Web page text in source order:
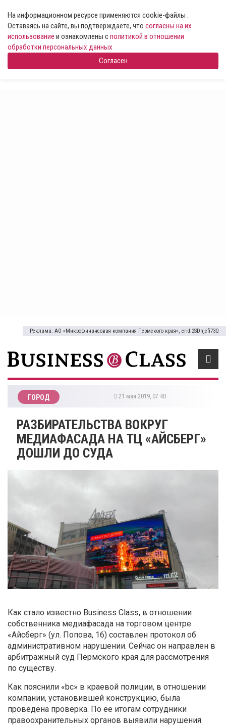
На информационном ресурсе применяются cookie-файлы .
Оставаясь на сайте, вы подтверждаете, что согласны на их
использование и ознакомлены сполитикой в отношении
обработки персональных данных
Согласен
Реклама: АО «Микрофинансовая компания Пермского края», erid:2SDnjcfi73Q
ГОРОД 21 мая 2019, 07:40
РАЗБИРАТЕЛЬСТВА ВОКРУГ
МЕДИАФАСАДА НА ТЦ «АЙСБЕРГ»
ДОШЛИ ДО СУДА
Как стало известно Business Class, в отношении
собственника медиафасада на торговом центре
«Айсберг» (ул. Попова, 16) составлен протокол об
административном нарушении. Сейчас он направлен в
арбитражный суд Пермского края для рассмотрения
по существу.
Как пояснили «bc» в краевой полиции, в отношении
компании, установившей конструкцию, была
проведена проверка. По ее итогам сотрудники
правоохранительных органов выявили нарушения